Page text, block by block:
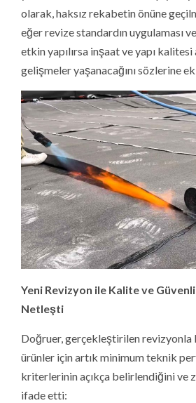
olarak, haksız rekabetin önüne
eğer revize standardın uygulaması
etkin yapılırsa inşaat ve yapı kalitesi
gelişmeler yaşanacağını sözlerine
Yeni Revizyon ile Kalite ve
Netleşti
Doğruer, gerçekleştirilen
ürünler için artık minimum teknik
kriterlerinin açıkça belirlendiğini ve
ifade etti: